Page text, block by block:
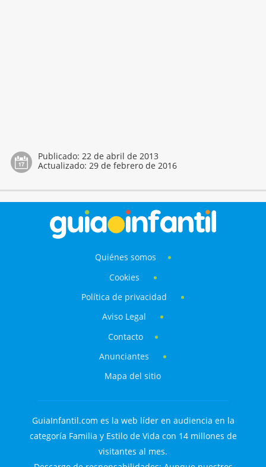
Publicado: 22 de abril de 2013
Actualizado: 29 de febrero de 2016
Quiénes somos
Cookies
Política de privacidad
Aviso Legal
Contacto
Anunciantes
Mapa del sitio
GuiaInfantil.com es la web líder en audiencia en la
categoría Familia y Estilo de Vida con 14 millones de
visitantes al mes.